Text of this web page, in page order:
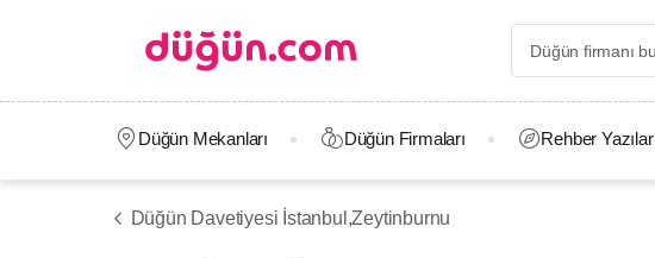
Düğün Mekanları Düğün Firmaları Rehber Yazılar
Düğün Davetiyesi İstanbul,Zeytinburnu